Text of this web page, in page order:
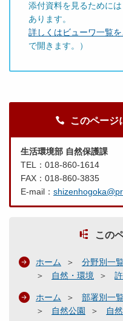
添付資料を見るために
あります。
詳しくはビューワ一覧を
で開きます。）
このページ
生活環境部 自然保護課
TEL：018-860-1614
FAX：018-860-3835
E-mail：
この
ホーム 分野別一
自然・環境
ホーム 部署別一
自然公園
自